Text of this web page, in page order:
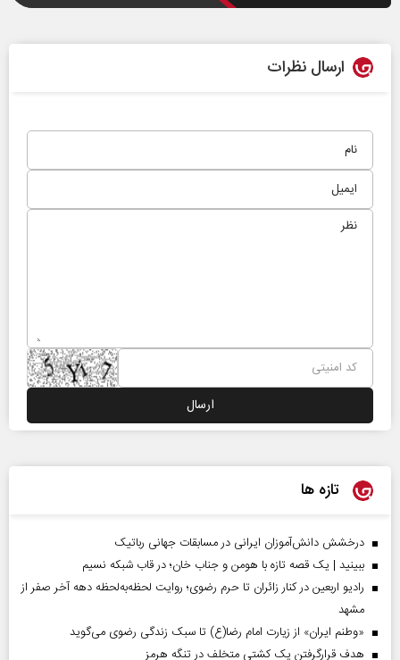
ارسال نظرات
تازه ها
درخشش دانش‌آموزان ایرانی در مسابقات جهانی رباتیک
ببینید | یک قصه تازه با هومن و جناب‌ خان؛ در قاب شبکه نسیم
رادیو اربعین در کنار زائران تا حرم رضوی؛ روایت لحظه‌به‌لحظه دهه آخر صفر از
مشهد
«وطنم ایران» از زیارت امام رضا(ع) تا سبک زندگی رضوی می‌گوید
هدف قرارگرفتن یک کشتی متخلف در تنگه هرمز